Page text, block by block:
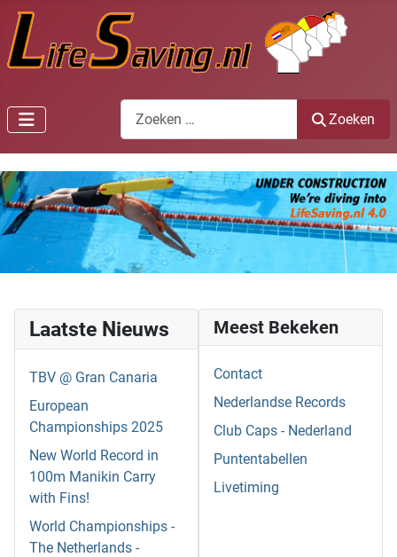
Zoeken
Zoeken
Laatste Nieuws
TBV @ Gran Canaria
European
Championships 2025
New World Record in
100m Manikin Carry
with Fins!
World Championships -
The Netherlands -
Meest Bekeken
Contact
Nederlandse Records
Club Caps - Nederland
Puntentabellen
Livetiming